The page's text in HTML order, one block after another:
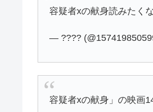
容疑者xの献身読みたく
— ????
容疑者xの献身」の映画